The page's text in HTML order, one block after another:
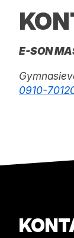
E-SON
0910-